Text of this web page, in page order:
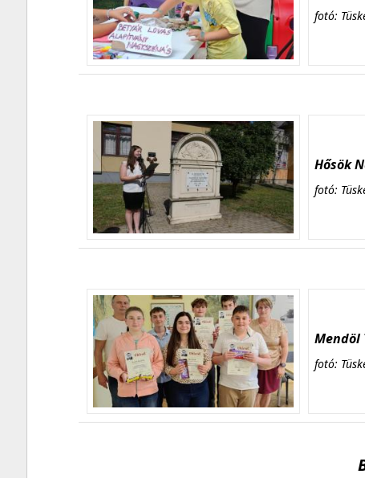
fotó:
Hősök
fotó:
Mendöl
fotó: